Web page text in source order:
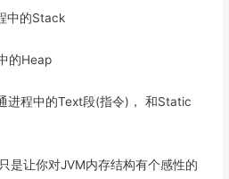
中的Stack
的Heap
程中的Text段(指令)， 和Static
是让你对JVM内存结构有个感性的